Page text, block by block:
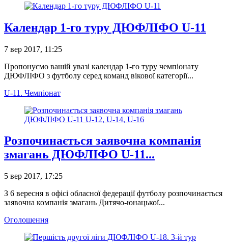
Календар 1-го туру ДЮФЛІФО U-11
7 вер 2017, 11:25
Пропонуємо вашій увазі календар 1-го туру чемпіонату
ДЮФЛІФО з футболу серед команд вікової категорії...
U-11. Чемпіонат
Розпочинається заявочна компанія
змагань ДЮФЛІФО U-11...
5 вер 2017, 17:25
З 6 вересня в офісі обласної федерації футболу розпочинається
заявочна компанія змагань Дитячо-юнацької...
Оголошення